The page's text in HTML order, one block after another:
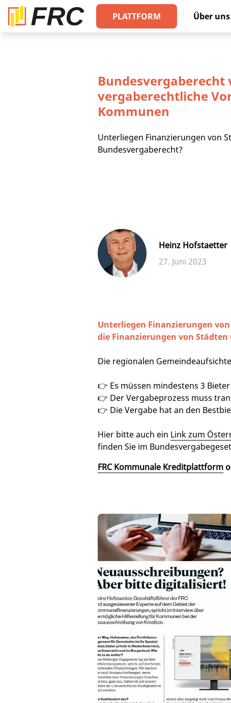
PLATTFORM Über uns
Bundesvergaberecht
vergaberechtliche
Kommunen
Unterliegen Finanzierungen von
Bundesvergaberecht?
Heinz Hofstaetter
27. Juni 2023
Unterliegen Finanzierungen
die Finanzierungen von
Die regionalen
👉 Es müssen mindestens 3
👉 Der Vergabeprozess muss
👉 Die Vergabe hat an den
Hier bitte auch ein Link zum
finden Sie im
FRC Kommunale Kreditplattform